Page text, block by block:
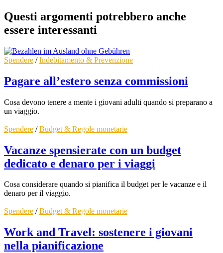
Questi argomenti potrebbero anche
essere interessanti
Spendere /Indebitamento & Prevenzione
Pagare all’estero senza commissioni
Cosa devono tenere a mente i giovani adulti quando si preparano a
un viaggio.
Spendere /Budget & Regole monetarie
Vacanze spensierate con un budget
dedicato e denaro per i viaggi
Cosa considerare quando si pianifica il budget per le vacanze e il
denaro per il viaggio.
Spendere /Budget & Regole monetarie
Work and Travel: sostenere i giovani
nella pianificazione